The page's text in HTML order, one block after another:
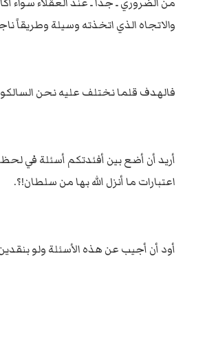
والاتجاه الذي اتخذته وسيلة وطريقاً
فالهدف قلما نختلف عليه نحن
أريد أن أضع بين أفئدتكم أسئلة في
اعتبارات ما أنزل الله بها من سلطان!؟.
أود أن أجيب عن هذه الأسئلة ولو